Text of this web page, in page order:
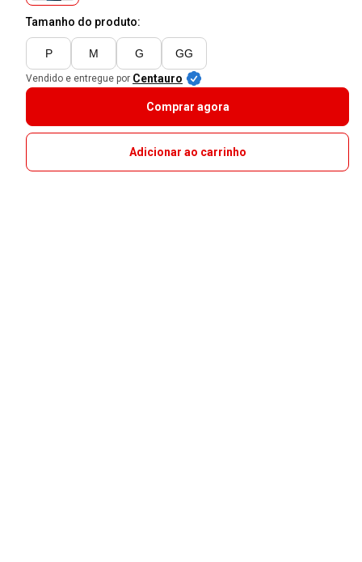
Tamanho do produto:
P M G GG
Vendido e entregue por Centauro
Comprar agora
Adicionar ao carrinho